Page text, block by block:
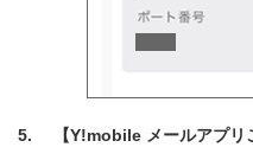
【Y!mobile メールアプリ